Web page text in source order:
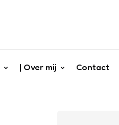
| Over mij Contact